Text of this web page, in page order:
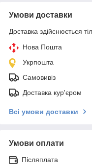
Умови доставки
Доставка здійснюється
Нова Пошта
Укрпошта
Самовивіз
Доставка кур'єром
Всі умови доставки
Умови оплати
Післяплата